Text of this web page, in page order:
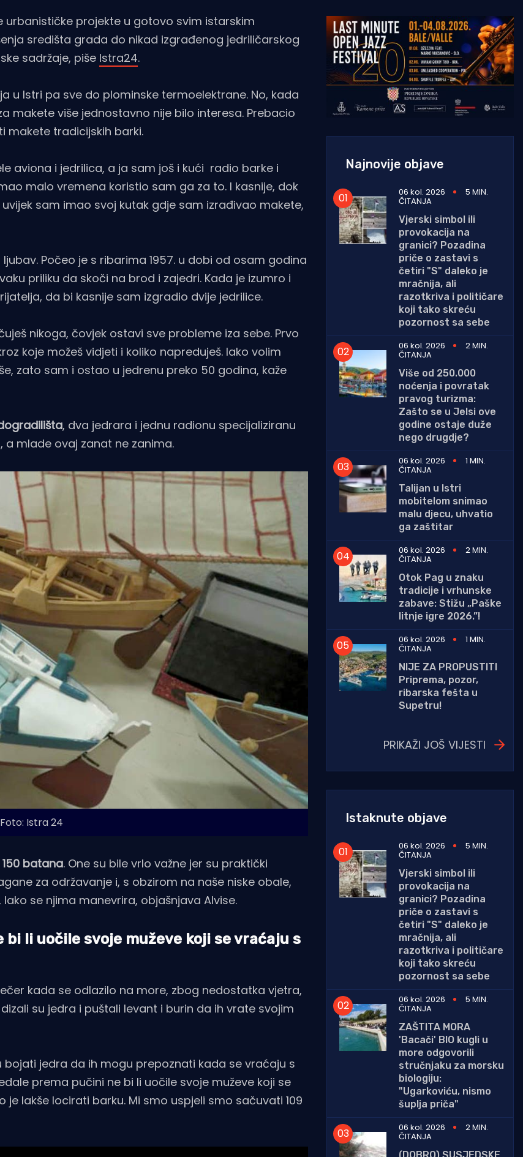
projekte u gotovo svim istarskim
središta grada do nikad izgrađenog jedriličarskog
sadržaje, piše Istra24.
u Istri pa sve do plominske termoelektrane. No, kada
makete više jednostavno nije bilo interesa. Prebacio
makete tradicijskih barki.
aviona i jedrilica, a ja sam još i kući radio barke i
malo vremena koristio sam ga za to. I kasnije, dok
sam imao svoj kutak gdje sam izrađivao makete,
Počeo je s ribarima 1957. u dobi od osam godina
priliku da skoči na brod i zajedri. Kada je izumro i
da bi kasnije sam izgradio dvije jedrilice.
nikoga, čovjek ostavi sve probleme iza sebe. Prvo
koje možeš vidjeti i koliko napreduješ. Iako volim
zato sam i ostao u jedrenu preko 50 godina, kaže
, dva jedrara i jednu radionu specijaliziranu
a mlade ovaj zanat ne zanima.
Istra 24
150 batana. One su bile vrlo važne jer su praktički
za održavanje i, s obzirom na naše niske obale,
se njima manevrira, objašnjava Alvise.
li uočile svoje muževe koji se vraćaju s
kada se odlazilo na more, zbog nedostatka vjetra,
su jedra i puštali levant i burin da ih vrate svojim
jedra da ih mogu prepoznati kada se vraćaju s
prema pučini ne bi li uočile svoje muževe koji se
lakše locirati barku. Mi smo uspjeli smo sačuvati 109
Najnovije objave
06 kol. 2026 5 MIN.
ČITANJA
Vjerski simbol ili
provokacija na
granici? Pozadina
priče o zastavi s
četiri "S" daleko je
mračnija, ali
razotkriva i političare
koji tako skreću
pozornost sa sebe
06 kol. 2026
2 MIN.
ČITANJA
Više od 250.000
noćenja i povratak
pravog turizma:
Zašto se u Jelsi ove
godine ostaje duže
nego drugdje?
06 kol. 2026
1 MIN.
ČITANJA
Talijan u Istri
mobitelom snimao
malu djecu, uhvatio
ga zaštitar
06 kol. 2026
2 MIN.
ČITANJA
Otok Pag u znaku
tradicije i vrhunske
zabave: Stižu „Paške
litnje igre 2026.”!
06 kol. 2026
1 MIN.
ČITANJA
NIJE ZA PROPUSTITI
Priprema, pozor,
ribarska fešta u
Supetru!
PRIKAŽI JOŠ VIJESTI
Istaknute objave
06 kol. 2026 5 MIN.
ČITANJA
Vjerski simbol ili
provokacija na
granici? Pozadina
priče o zastavi s
četiri "S" daleko je
mračnija, ali
razotkriva i političare
koji tako skreću
pozornost sa sebe
06 kol. 2026
5 MIN.
ČITANJA
ZAŠTITA MORA
'Bacači' BIO kugli u
more odgovorili
stručnjaku za morsku
biologiju:
"Ugarkoviću, nismo
šuplja priča"
06 kol. 2026
2 MIN.
ČITANJA
(DOBRO) SUSJEDSKE